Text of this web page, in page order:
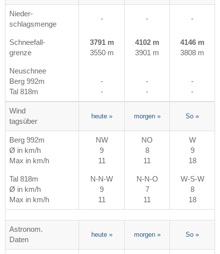
Nieder-
schlagsmenge
- - -
Schneefall-
grenze
3791 m
3550 m
4102 m
3901 m
4146 m
3808 m
Neuschnee
Berg 992m
Tal 818m
-
-
-
-
-
-
Wind
tagsüber
heute » morgen » So »
Berg 992m
Ø in km/h
Max in km/h
NW
9
11
NO
8
11
W
9
18
Tal 818m
Ø in km/h
Max in km/h
N-N-W
9
11
N-N-O
7
11
W-S-W
8
18
Astronom.
Daten
heute » morgen » So »